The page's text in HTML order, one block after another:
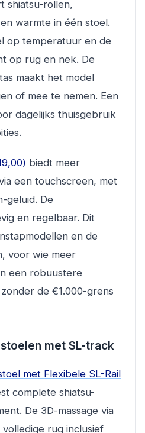
shiatsu-rollen,
warmte in één stoel.
op temperatuur en de
op rug en nek. De
maakt het model
of mee te nemen. Een
dagelijks thuisgebruik
biedt meer
een touchscreen, met
geluid. De
en regelbaar. Dit
en de
voor wie meer
een robuustere
de €1.000-grens
met SL-track
met Flexibele SL-Rail
complete shiatsu-
De 3D-massage via
rug inclusief